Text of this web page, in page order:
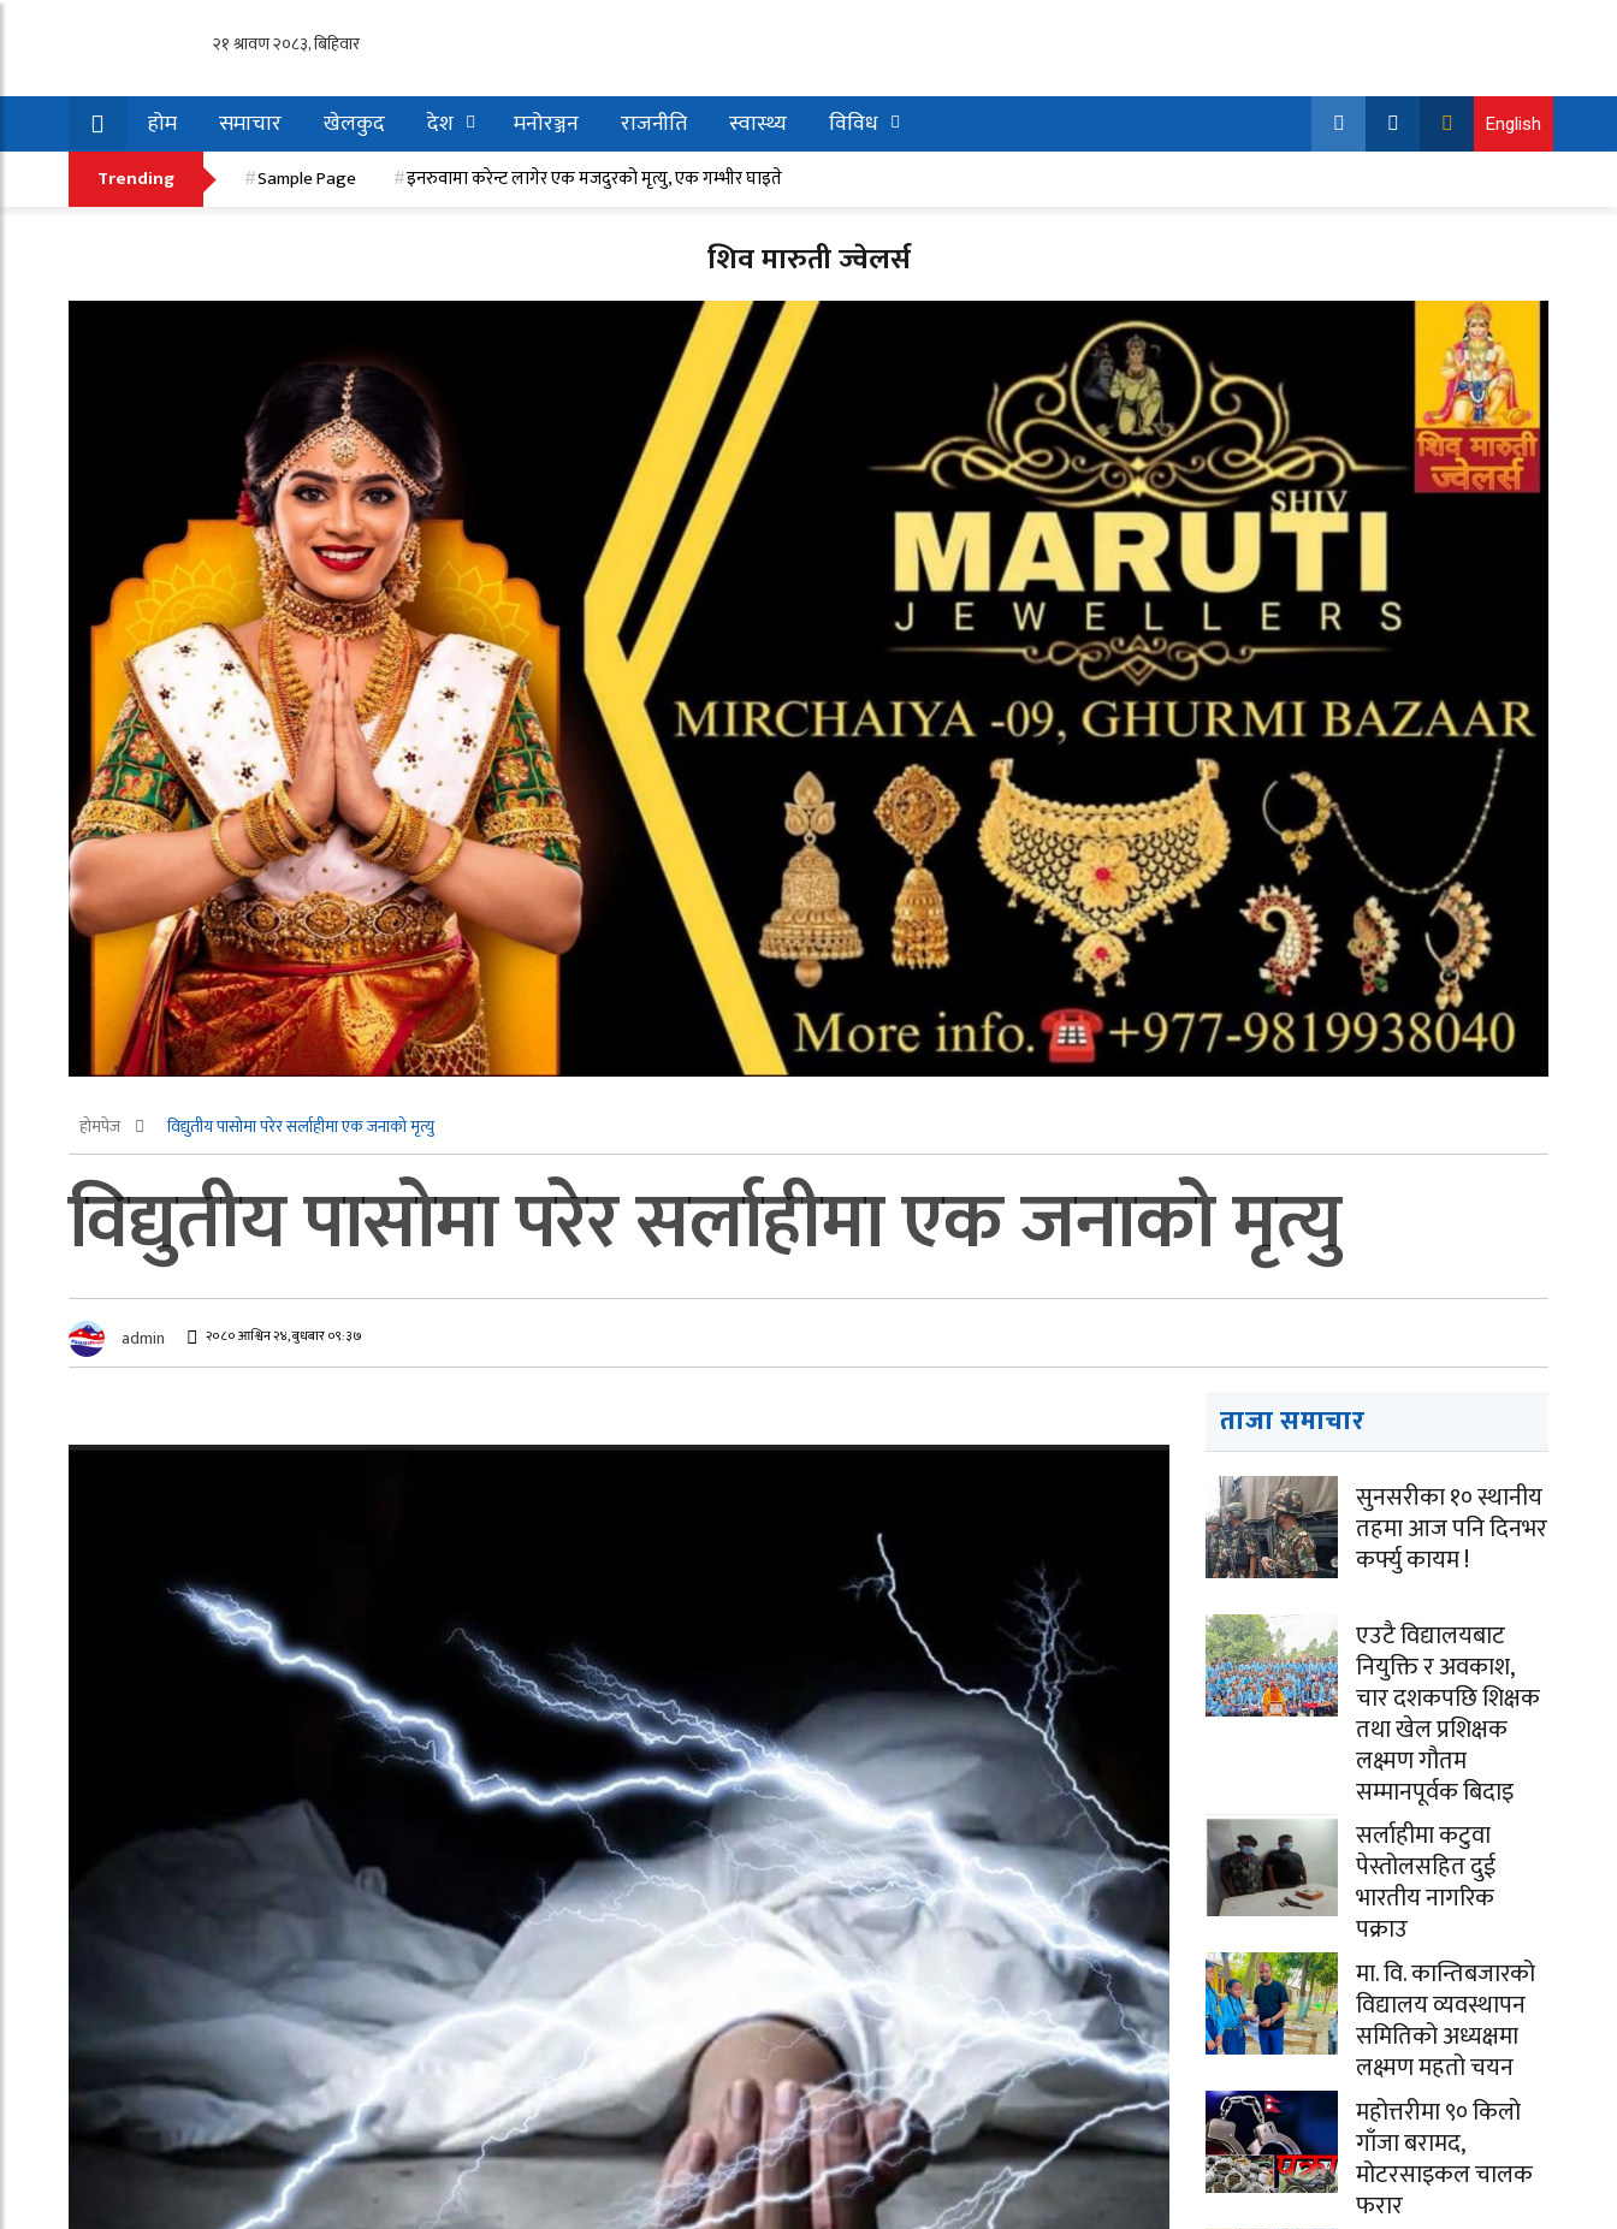
होम समाचार खेलकुद देश मनोरञ्जन राजनीति स्वास्थ्य
विविध
इनरुवामा करेन्ट लागेर एक मजदुरको मृत्यु, एक गम्भीर घाइते
English
Trending Sample Page इनरुवामा करेन्ट लागेर एक मजदुरको मृत्यु, एक गम्भीर घाइते
शिव मारुती ज्वेलर्स
होमपेज विद्युतीय पासोमा परेर सर्लाहीमा एक जनाको मृत्यु
विद्युतीय पासोमा परेर सर्लाहीमा एक जनाको मृत्यु
admin २०८० आश्विन २४, बुधबार ०९:३७
ताजा समाचार
सुनसरीका १० स्थानीय
तहमा आज पनि दिनभर
कर्फ्यु कायम !
एउटै विद्यालयबाट
नियुक्ति र अवकाश,
चार दशकपछि शिक्षक
तथा खेल प्रशिक्षक
लक्ष्मण गौतम
सम्मानपूर्वक बिदाइ
सर्लाहीमा कटुवा
पेस्तोलसहित दुई
भारतीय नागरिक
पक्राउ
मा. वि. कान्तिबजारको
विद्यालय व्यवस्थापन
समितिको अध्यक्षमा
लक्ष्मण महतो चयन
महोत्तरीमा ९० किलो
गाँजा बरामद,
मोटरसाइकल चालक
फरार